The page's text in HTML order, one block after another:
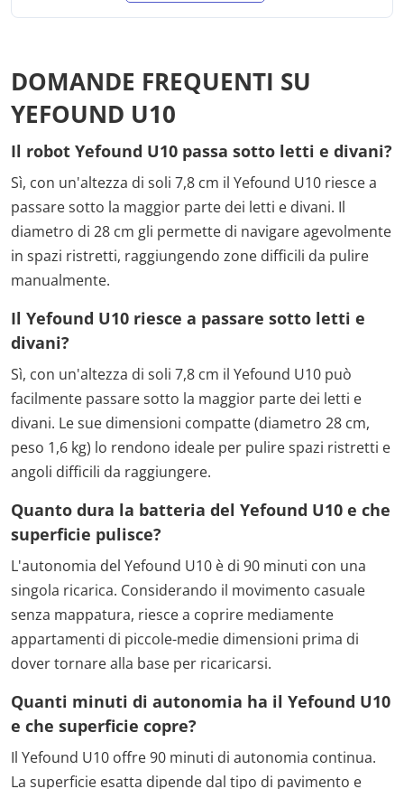
DOMANDE FREQUENTI SU
YEFOUND U10
Il robot Yefound U10 passa sotto letti e divani?
Sì, con un'altezza di soli 7,8 cm il Yefound U10 riesce a
passare sotto la maggior parte dei letti e divani. Il
diametro di 28 cm gli permette di navigare agevolmente
in spazi ristretti, raggiungendo zone difficili da pulire
manualmente.
Il Yefound U10 riesce a passare sotto letti e
divani?
Sì, con un'altezza di soli 7,8 cm il Yefound U10 può
facilmente passare sotto la maggior parte dei letti e
divani. Le sue dimensioni compatte (diametro 28 cm,
peso 1,6 kg) lo rendono ideale per pulire spazi ristretti e
angoli difficili da raggiungere.
Quanto dura la batteria del Yefound U10 e che
superficie pulisce?
L'autonomia del Yefound U10 è di 90 minuti con una
singola ricarica. Considerando il movimento casuale
senza mappatura, riesce a coprire mediamente
appartamenti di piccole-medie dimensioni prima di
dover tornare alla base per ricaricarsi.
Quanti minuti di autonomia ha il Yefound U10
e che superficie copre?
Il Yefound U10 offre 90 minuti di autonomia continua.
La superficie esatta dipende dal tipo di pavimento e